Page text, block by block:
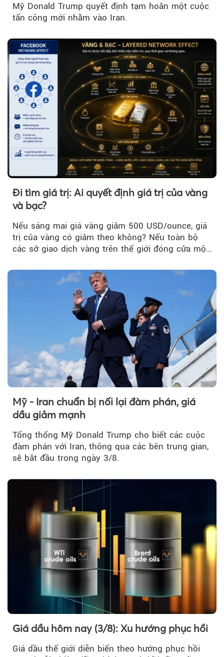
Mỹ Donald Trump quyết định tạm hoãn một cuộc
tấn công mới nhằm vào Iran.
Đi tìm giá trị: Ai quyết định giá trị của vàng
và bạc?
Nếu sáng mai giá vàng giảm 500 USD/ounce, giá
trị của vàng có giảm theo không? Nếu toàn bộ
các sở giao dịch vàng trên thế giới đóng cửa một
Mỹ - Iran chuẩn bị nối lại đàm phán, giá
dầu giảm mạnh
Tổng thống Mỹ Donald Trump cho biết các cuộc
đàm phán với Iran, thông qua các bên trung gian,
sẽ bắt đầu trong ngày 3/8.
Giá dầu hôm nay (3/8): Xu hướng phục hồi
Giá dầu thế giới diễn biến theo hướng phục hồi